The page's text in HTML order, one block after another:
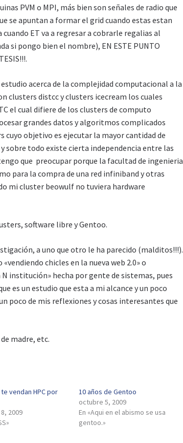
PVM o MPI, más bien son señales de radio que
se apuntan a formar el grid cuando estas estan
ET va a regresar a cobrarle regalias al
si pongo bien el nombre), EN ESTE PUNTO
acerca de la complejidad computacional a la
clusters distcc y clusters icecream los cuales
el cual difiere de los clusters de computo
grandes datos y algoritmos complicados
cuyo objetivo es ejecutar la mayor cantidad de
sobre todo existe cierta independencia entre las
que preocupar porque la facultad de ingenieria
para la compra de una red infiniband y otras
mi cluster beowulf no tuviera hardware
software libre y Gentoo.
a uno que otro le ha parecido (malditos!!!).
chicles en la nueva web 2.0» o
institución» hecha por gente de sistemas, pues
es un estudio que esta a mi alcance y un poco
poco de mis reflexiones y cosas interesantes que
madre, etc.
vendan HPC por
2009
10 años de Gentoo
octubre 5, 2009
En «Aqui en el abismo se usa
gentoo.»